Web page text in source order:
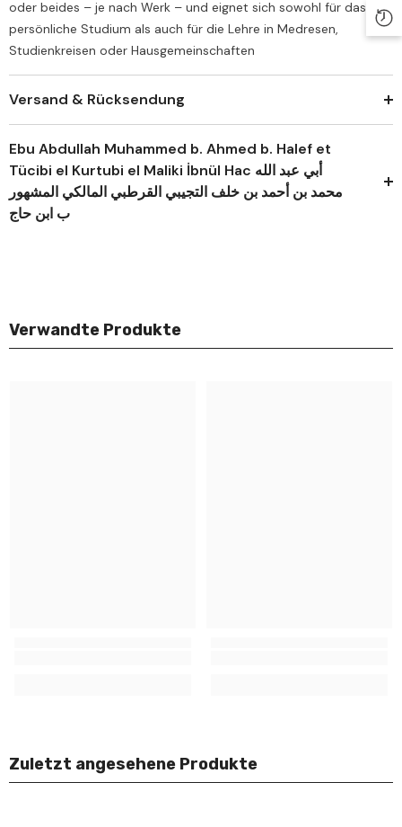
oder beides – je nach Werk – und eignet sich sowohl für das
persönliche Studium als auch für die Lehre in Medresen,
Studienkreisen oder Hausgemeinschaften
Versand & Rücksendung
Ebu Abdullah Muhammed b. Ahmed b. Halef et
Tücibi el Kurtubi el Maliki İbnül Hac أبي عبد الله
محمد بن أحمد بن خلف التجيبي القرطبي المالكي المشهور
ب ابن حاج
Verwandte Produkte
Zuletzt angesehene Produkte